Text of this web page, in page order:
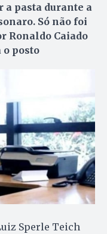
a pasta durante a
Só não foi
Ronaldo Caiado
posto
Sperle Teich